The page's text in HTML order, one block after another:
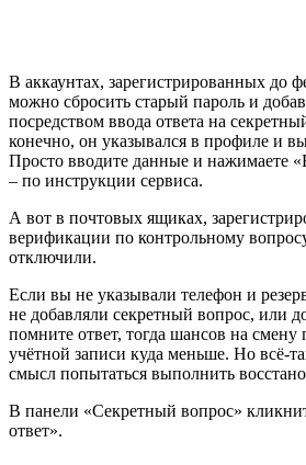
В аккаунтах, зарегистрированных до
можно сбросить старый пароль и
посредством ввода ответа на
конечно, он указывался в профиле и
Просто вводите данные и нажимаете
– по инструкции сервиса.
А вот в почтовых ящиках,
верификации по контрольному
отключили.
Если вы не указывали телефон и
не добавляли секретный вопрос, или
помните ответ, тогда шансов на смену
учётной записи куда меньше. Но всё-
смысл попытаться выполнить
В панели «Секретный вопрос»
ответ».